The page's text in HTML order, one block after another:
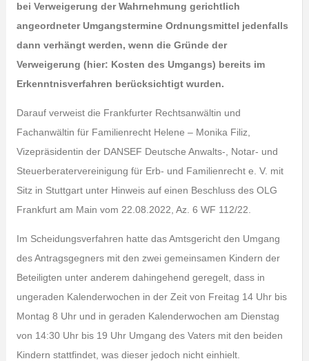
bei Verweigerung der Wahrnehmung gerichtlich
angeordneter Umgangstermine Ordnungsmittel jedenfalls
dann verhängt werden, wenn die Gründe der
Verweigerung (hier: Kosten des Umgangs) bereits im
Erkenntnisverfahren berücksichtigt wurden.
Darauf verweist die Frankfurter Rechtsanwältin und
Fachanwältin für Familienrecht Helene – Monika Filiz,
Vizepräsidentin der DANSEF Deutsche Anwalts-, Notar- und
Steuerberatervereinigung für Erb- und Familienrecht e. V. mit
Sitz in Stuttgart unter Hinweis auf einen Beschluss des OLG
Frankfurt am Main vom 22.08.2022, Az. 6 WF 112/22.
Im Scheidungsverfahren hatte das Amtsgericht den Umgang
des Antragsgegners mit den zwei gemeinsamen Kindern der
Beteiligten unter anderem dahingehend geregelt, dass in
ungeraden Kalenderwochen in der Zeit von Freitag 14 Uhr bis
Montag 8 Uhr und in geraden Kalenderwochen am Dienstag
von 14:30 Uhr bis 19 Uhr Umgang des Vaters mit den beiden
Kindern stattfindet, was dieser jedoch nicht einhielt.